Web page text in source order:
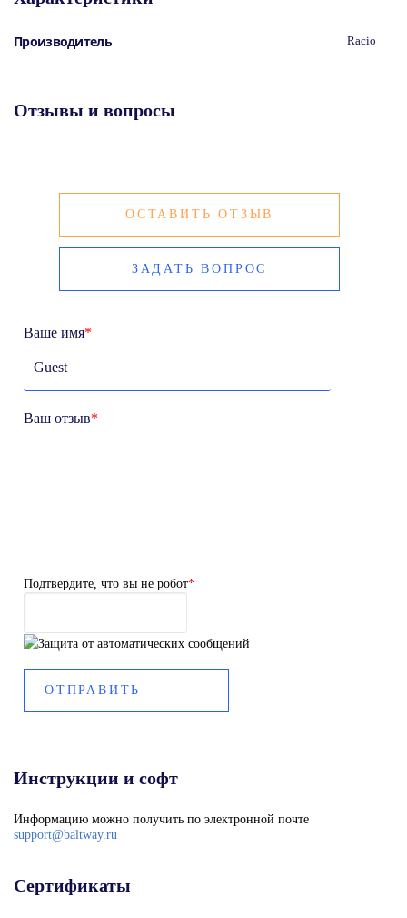
Материал кожа
Ремешок на шею в комплекте
Производитель Racio
Отзывы и вопросы
ОСТАВИТЬ ОТЗЫВ
ЗАДАТЬ ВОПРОС
Ваше имя*
Ваш отзыв*
Подтвердите, что вы не робот*
Инструкции и софт
Информацию можно получить по электронной почте
support@baltway.ru
Сертификаты